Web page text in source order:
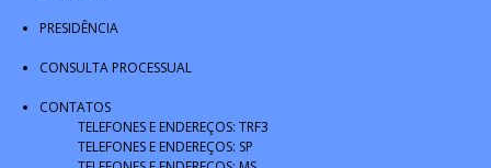
PRESIDÊNCIA
CONSULTA PROCESSUAL
CONTATOS
TELEFONES E ENDEREÇOS: TRF3
TELEFONES E ENDEREÇOS: SP